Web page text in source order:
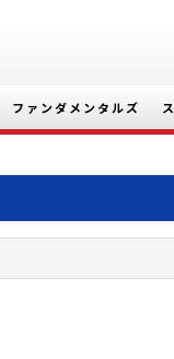
ファンダメンタルズ